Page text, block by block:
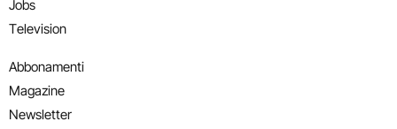
Jobs
Television
Abbonamenti
Magazine
Newsletter